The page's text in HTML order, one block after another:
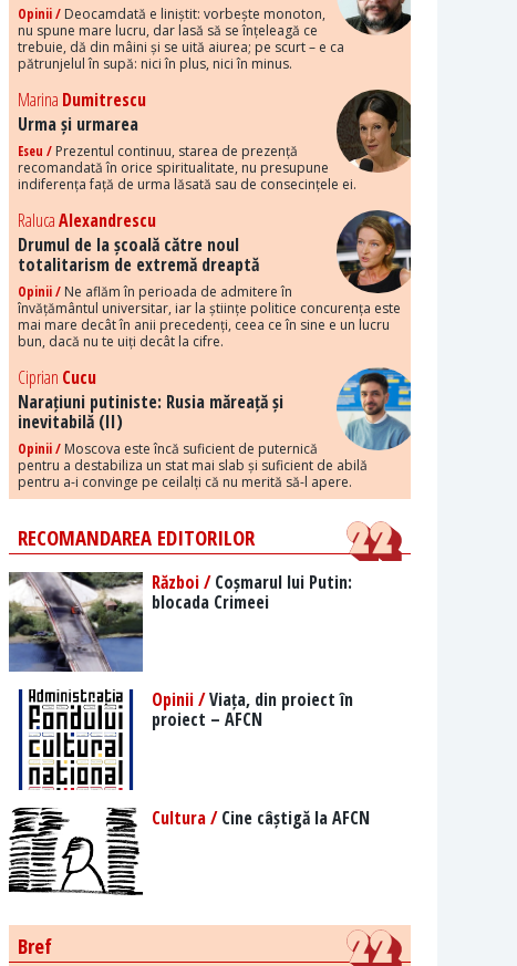
Opinii / Deocamdată e liniștit: vorbește monoton,
nu spune mare lucru, dar lasă să se înțeleagă ce
trebuie, dă din mâini și se uită aiurea; pe scurt – e ca
pătrunjelul în supă: nici în plus, nici în minus.
Marina Dumitrescu
Urma și urmarea
Eseu / Prezentul continuu, starea de prezență
recomandată în orice spiritualitate, nu presupune
indiferența față de urma lăsată sau de consecințele ei.
RalucaAlexandrescu
Drumul de la școală către noul
totalitarism de extremă dreaptă
Opinii / Ne aflăm în perioada de admitere în
învățământul universitar, iar la științe politice concurența este
mai mare decât în anii precedenți, ceea ce în sine e un lucru
bun, dacă nu te uiți decât la cifre.
Ciprian Cucu
Narațiuni putiniste: Rusia măreață și
inevitabilă (II)
Opinii / Moscova este încă suficient de puternică
pentru a destabiliza un stat mai slab și suficient de abilă
pentru a-i convinge pe ceilalți că nu merită să-l apere.
RECOMANDAREA EDITORILOR
Război /Coșmarul lui Putin:
blocada Crimeei
Opinii /Viața, din proiect în
proiect – AFCN
Cultura /Cine câștigă la AFCN
Bref